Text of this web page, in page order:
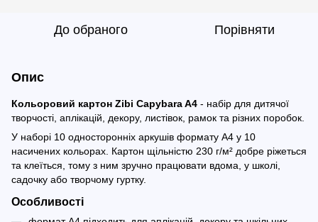
До обраного Порівняти
Опис
Кольоровий картон Zibi Capybara A4 - набір для дитячої
творчості, аплікацій, декору, листівок, рамок та різних поробок.
У наборі 10 односторонніх аркушів формату A4 у 10
насичених кольорах. Картон щільністю 230 г/м² добре ріжеться
та клеїться, тому з ним зручно працювати вдома, у школі,
садочку або творчому гуртку.
Особливості